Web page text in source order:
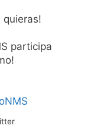
quieras!
participa